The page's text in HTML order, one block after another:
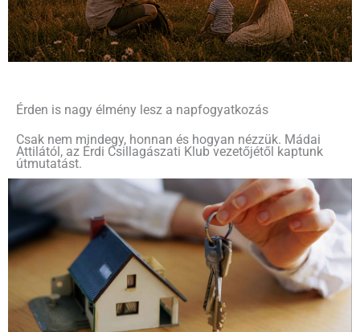
Érden is nagy élmény lesz a napfogyatkozás
Csak nem mindegy, honnan és hogyan nézzük. Mádai
Attilától, az Érdi Csillagászati Klub vezetőjétől kaptunk
útmutatást.